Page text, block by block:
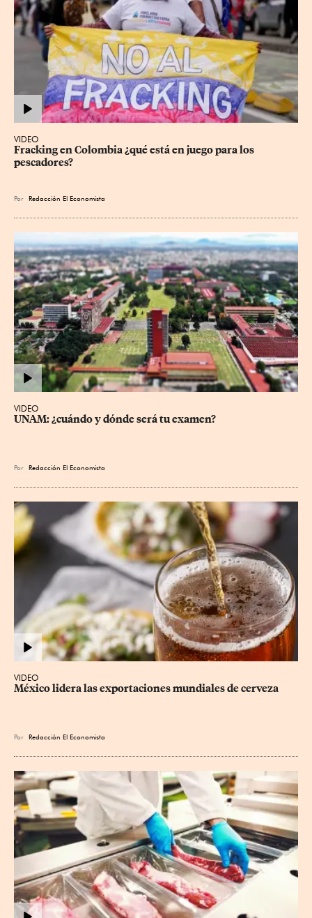
VIDEO
Fracking en Colombia ¿qué está en juego para los
pescadores?
Por Redacción El Economista
VIDEO
UNAM: ¿cuándo y dónde será tu examen?
Por Redacción El Economista
VIDEO
México lidera las exportaciones mundiales de cerveza
Por Redacción El Economista